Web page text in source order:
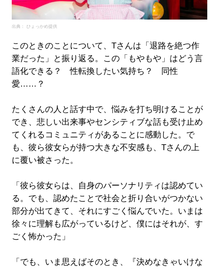
出典： ひょっかめ提供
このときのことについて、Tさんは「退路を絶つ作
業だった」と振り返る。この「もやもや」はどう言
語化できる？ 性転換したい気持ち？ 同性
愛……？
たくさんの人と話す中で、悩みを打ち明けることが
でき、悲しい出来事やセンシティブな話も受け止め
てくれるコミュニティがあることに感動した。で
も、彼ら彼女らが持つ大きな不安感も、Tさんの上
に覆い被さった。
「彼ら彼女らは、自身のパーソナリティは認めてい
る。でも、認めたことで社会と折り合いがつかない
部分が出てきて、それにすごく悩んでいた。いまは
徐々に理解も広がっているけど、僕にはそれが、す
ごく怖かった」
「でも、いま思えばそのとき、『決めなきゃいけな